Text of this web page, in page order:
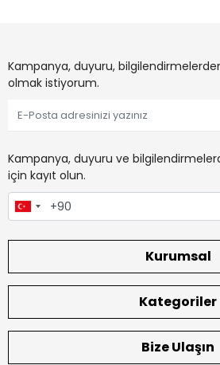
Kampanya, duyuru,
olmak istiyorum.
Kampanya, duyuru ve
için kayıt olun.
Kurumsal
Kategoriler
Bize Ulaşın